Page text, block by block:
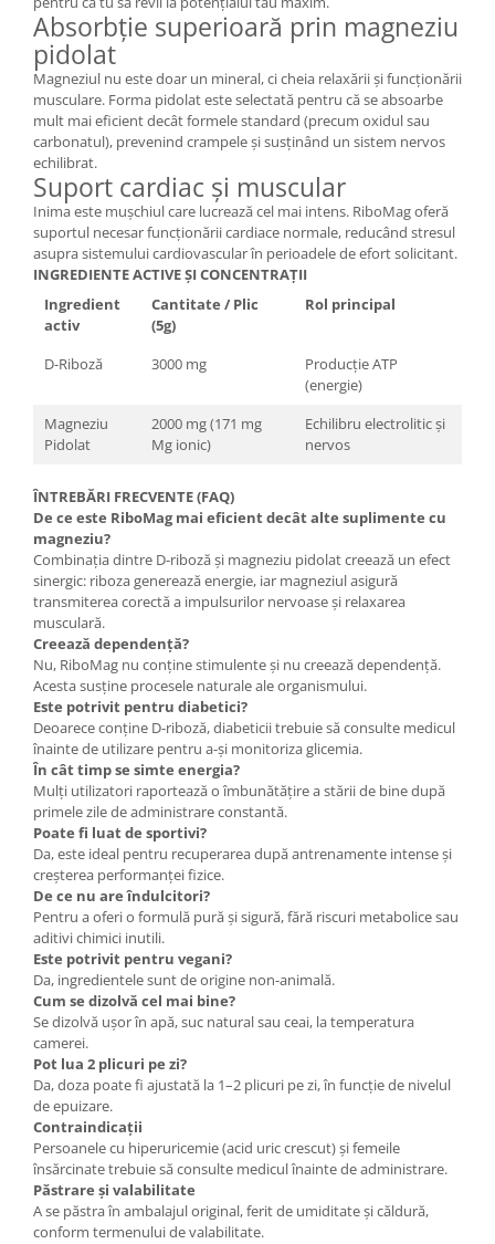
Absorbție superioară prin magneziu
pidolat
Magneziul nu este doar un mineral, ci cheia relaxării și funcționării
musculare. Forma pidolat este selectată pentru că se absoarbe
mult mai eficient decât formele standard (precum oxidul sau
carbonatul), prevenind crampele și susținând un sistem nervos
echilibrat.
Suport cardiac și muscular
Inima este mușchiul care lucrează cel mai intens. RiboMag oferă
suportul necesar funcționării cardiace normale, reducând stresul
asupra sistemului cardiovascular în perioadele de efort solicitant.
INGREDIENTE ACTIVE ȘI CONCENTRAȚII
Ingredient
activ
Cantitate / Plic
(5g)
Rol principal
D-Riboză 3000 mg
Producție ATP
(energie)
Magneziu
Pidolat
2000 mg (171 mg
Mg ionic)
Echilibru electrolitic și
nervos
ÎNTREBĂRI FRECVENTE (FAQ)
De ce este RiboMag mai eficient decât alte suplimente cu
magneziu?
Combinația dintre D-riboză și magneziu pidolat creează un efect
sinergic: riboza generează energie, iar magneziul asigură
transmiterea corectă a impulsurilor nervoase și relaxarea
musculară.
Creează dependență?
Nu, RiboMag nu conține stimulente și nu creează dependență.
Acesta susține procesele naturale ale organismului.
Este potrivit pentru diabetici?
Deoarece conține D-riboză, diabeticii trebuie să consulte medicul
înainte de utilizare pentru a-și monitoriza glicemia.
În cât timp se simte energia?
Mulți utilizatori raportează o îmbunătățire a stării de bine după
primele zile de administrare constantă.
Poate fi luat de sportivi?
Da, este ideal pentru recuperarea după antrenamente intense și
creșterea performanței fizice.
De ce nu are îndulcitori?
Pentru a oferi o formulă pură și sigură, fără riscuri metabolice sau
aditivi chimici inutili.
Este potrivit pentru vegani?
Da, ingredientele sunt de origine non-animală.
Cum se dizolvă cel mai bine?
Se dizolvă ușor în apă, suc natural sau ceai, la temperatura
camerei.
Pot lua 2 plicuri pe zi?
Da, doza poate fi ajustată la 1–2 plicuri pe zi, în funcție de nivelul
de epuizare.
Contraindicații
Persoanele cu hiperuricemie (acid uric crescut) și femeile
însărcinate trebuie să consulte medicul înainte de administrare.
Păstrare și valabilitate
A se păstra în ambalajul original, ferit de umiditate și căldură,
conform termenului de valabilitate.